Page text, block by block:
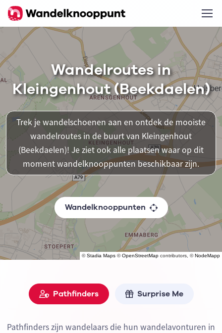
©Stadia Maps ©OpenStreetMap contributors, ©NodeMapp
Wandelroutes in
Kleingenhout (Beekdaelen)
Trek je wandelschoenen aan en ontdek de mooiste
wandelroutes in de buurt van Kleingenhout
(Beekdaelen)! Je ziet ook alle plaatsen waar op dit
moment wandelknooppunten beschikbaar zijn.
Wandelknooppunten
Pathfinders Surprise Me
Pathfinders zijn wandelaars die hun wandelavonturen in